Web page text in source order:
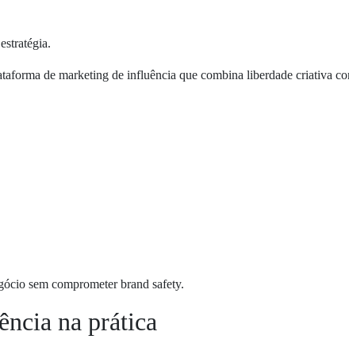
de marketing de influência que combina liberdade criativa
sem comprometer brand safety.
na prática